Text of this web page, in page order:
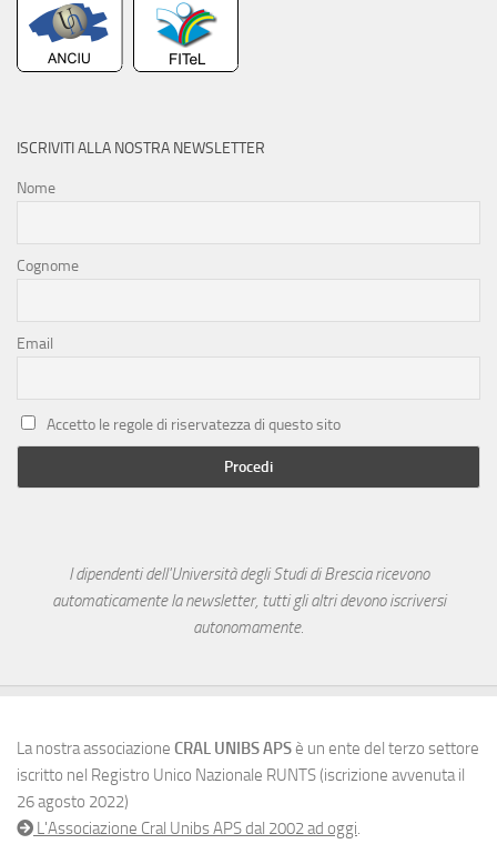
ISCRIVITI ALLA NOSTRA NEWSLETTER
Nome
Cognome
Email
Accetto le regole di riservatezza di questo sito
I dipendenti dell'Università degli Studi di Brescia ricevono
automaticamente la newsletter, tutti gli altri devono iscriversi
autonomamente.
La nostra associazione CRAL UNIBS APSè un ente del terzo settore
iscritto nel Registro Unico Nazionale RUNTS (iscrizione avvenuta il
26 agosto 2022)
L'Associazione Cral Unibs APS dal 2002 ad oggi.